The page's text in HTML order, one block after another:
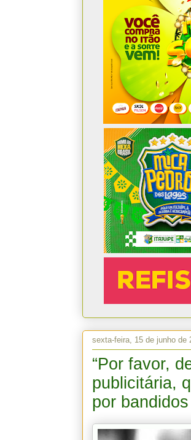
sexta-feira, 15 de junho de
“Por favor,
publicitária,
por